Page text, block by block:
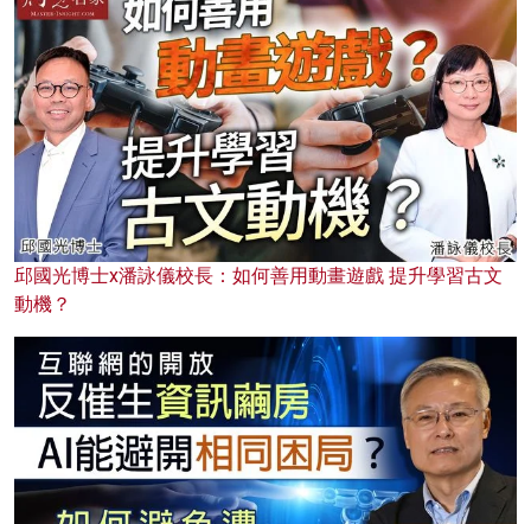
邱國光博士x潘詠儀校長：如何善用動畫遊戲 提升學習古文
動機？